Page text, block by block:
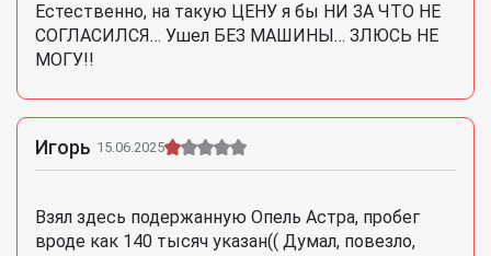
Естественно, на такую ЦЕНУ я бы НИ ЗА ЧТО НЕ
СОГЛАСИЛСЯ… Ушел БЕЗ МАШИНЫ… ЗЛЮСЬ НЕ
МОГУ!!
Игорь 15.06.2025
Взял здесь подержанную Опель Астра, пробег
вроде как 140 тысяч указан(( Думал, повезло,